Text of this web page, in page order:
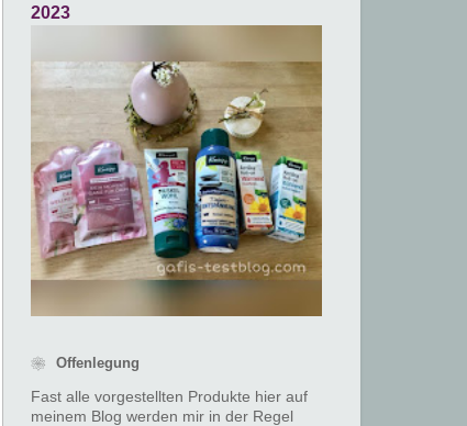
2023
❀ Offenlegung
Fast alle vorgestellten Produkte hier auf
meinem Blog werden mir in der Regel